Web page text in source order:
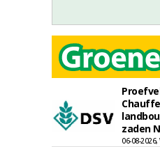
zaden
06-08-